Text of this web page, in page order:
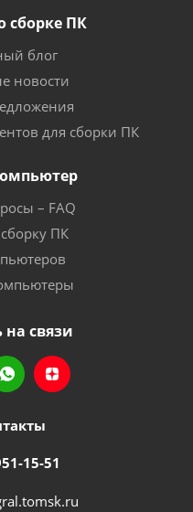
сборке ПК
блог
новости
для сборки ПК
– FAQ
ПК
на связи
15-51